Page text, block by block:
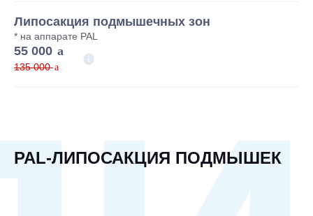
Липосакция подмышечных зон
* на аппарате PAL
55 000
135 000
PAL-ЛИПОСАКЦИЯ ПОДМЫШЕК